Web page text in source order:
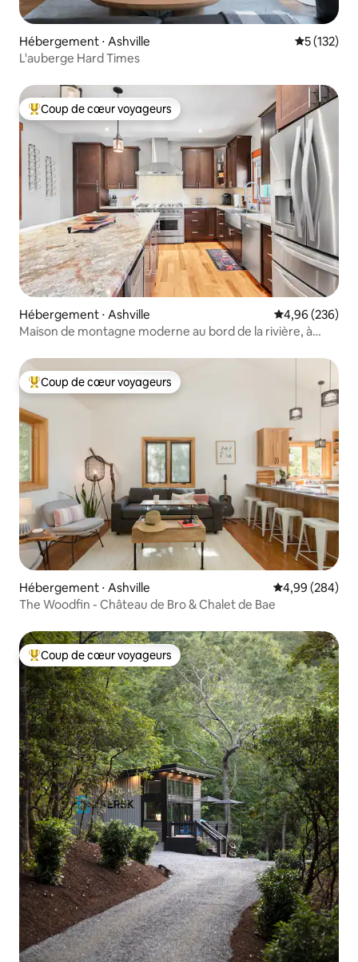
Hébergement ⋅ Ashville Évaluation
5 (132)
L'auberge Hard Times
Coups de cœur voyageurs les plus appréciés
Coup de cœur voyageurs
Hébergement ⋅ Ashville Évaluation
4,96 (236)
Maison de montagne moderne au bord de la rivière, à
Coups de cœur voyageurs les plus appréciés
Coup de cœur voyageurs
Hébergement ⋅ Ashville Évaluation
4,99 (284)
The Woodfin - Château de Bro & Chalet de Bae
Coups de cœur voyageurs les plus appréciés
Coup de cœur voyageurs